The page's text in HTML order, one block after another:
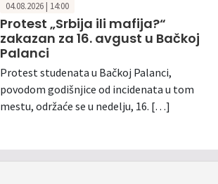
04.08.2026 | 14:00
Protest „Srbija ili mafija?“
zakazan za 16. avgust u Bačkoj
Palanci
Protest studenata u Bačkoj Palanci,
povodom godišnjice od incidenata u tom
mestu, održaće se u nedelju, 16. […]